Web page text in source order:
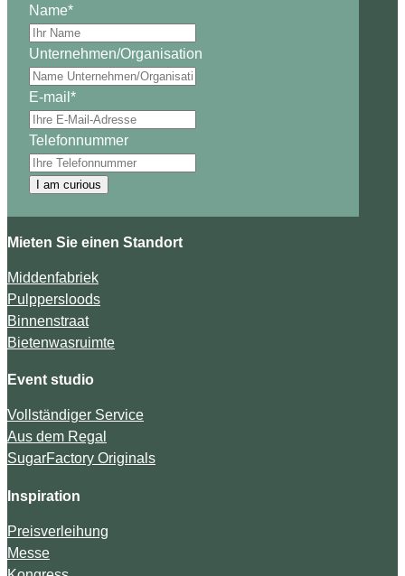
Name*
Unternehmen/Organisation
E-mail *
Telefonnummer
I am curious
Mieten Sie einen Standort
Middenfabriek
Pulppersloods
Binnenstraat
Bietenwasruimte
Event studio
Vollständiger Service
Aus dem Regal
SugarFactory Originals
Inspiration
Preisverleihung
Messe